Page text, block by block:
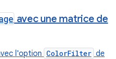
avec une matrice de
l'option ColorFilter de